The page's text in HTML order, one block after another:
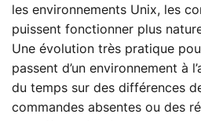
les environnements Unix, les
puissent fonctionner plus
Une évolution très pratique
passent d’un environnement à
du temps sur des différences
commandes absentes ou des